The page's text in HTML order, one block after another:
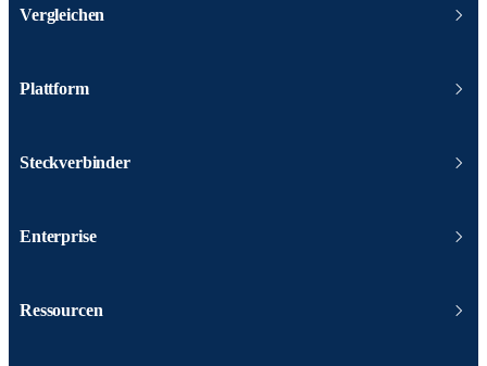
Vergleichen
Plattform
Steckverbinder
Enterprise
Ressourcen